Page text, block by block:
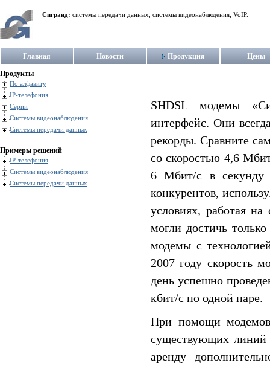
Сигранд: системы передачи данных, системы видеонаблюдения, VoIP.
Главная Новости Продукция Цены
Продукты
По алфавиту
IP-телефония
Серии
Системы видеонаблюдения
Системы передачи данных
Примеры решений
IP-телефония
Системы видеонаблюдения
Системы передачи данных
SHDSL модемы
интерфейс. Они
рекорды. Сравните
со скоростью 4,6
6 Мбит/c в
конкурентов,
условиях, работая
могли достичь
модемы с
2007 году скорость
день успешно
кбит/c по одной паре.
При помощи модемов
существующих линий
аренду